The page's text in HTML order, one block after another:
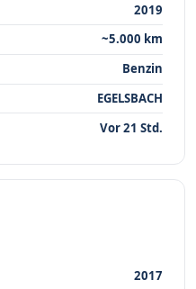
2019
~5.000 km
Benzin
EGELSBACH
Vor 21 Std.
2017